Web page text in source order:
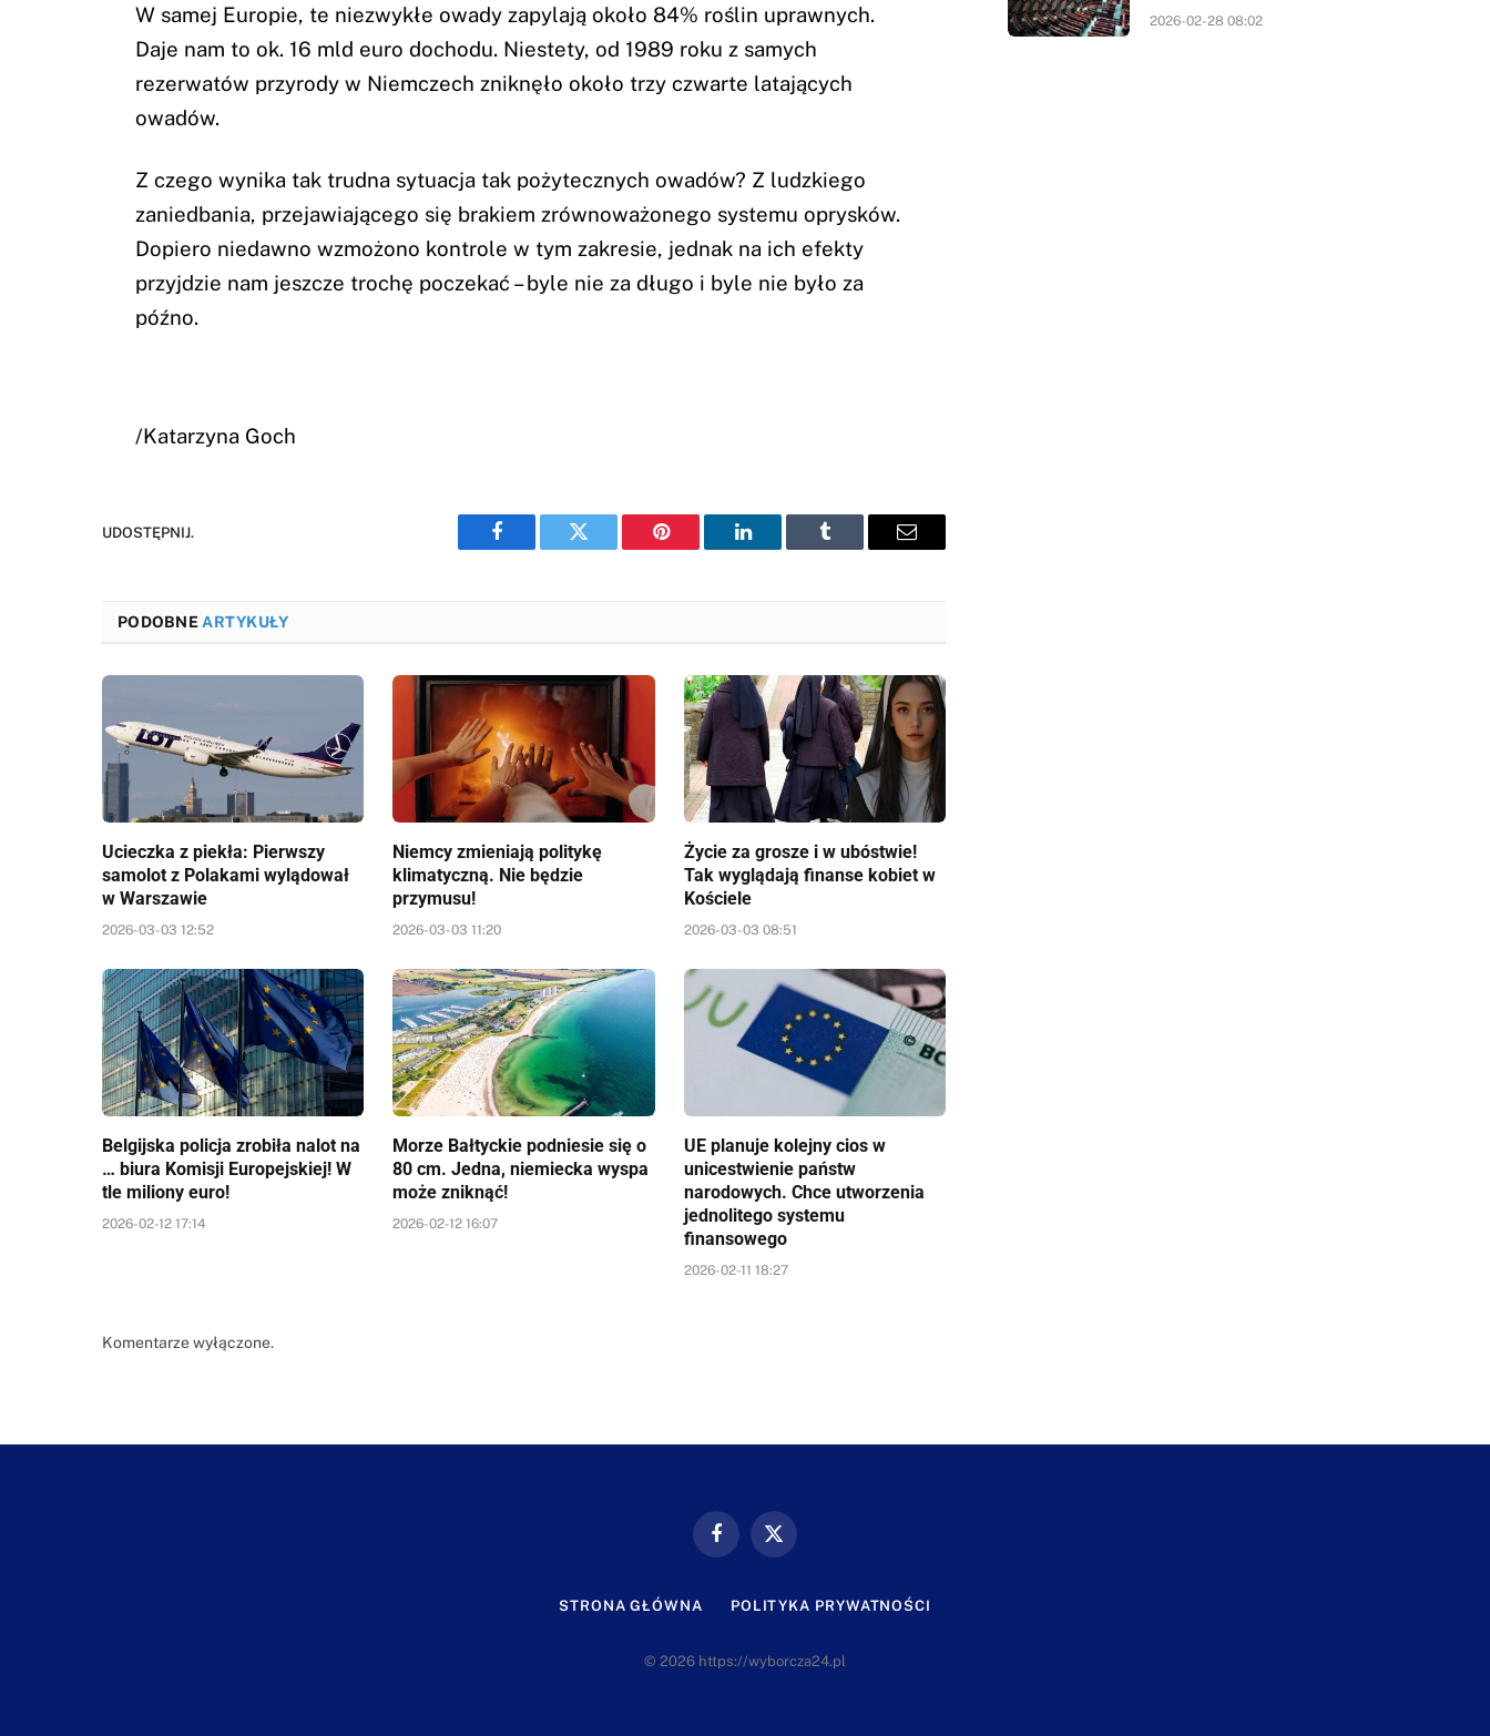
W samej Europie, te niezwykłe owady zapylają około 84% roślin uprawnych.
Daje nam to ok. 16 mld euro dochodu. Niestety, od 1989 roku z samych
rezerwatów przyrody w Niemczech zniknęło około trzy czwarte latających
owadów.
Z czego wynika tak trudna sytuacja tak pożytecznych owadów? Z ludzkiego
zaniedbania, przejawiającego się brakiem zrównoważonego systemu oprysków.
Dopiero niedawno wzmożono kontrole w tym zakresie, jednak na ich efekty
przyjdzie nam jeszcze trochę poczekać – byle nie za długo i byle nie było za
późno.
/Katarzyna Goch
UDOSTĘPNIJ.
Facebook Twitter Pinterest LinkedIn Tumblr Email
PODOBNE ARTYKUŁY
Ucieczka z piekła: Pierwszy
samolot z Polakami wylądował
w Warszawie
2026-03-03 12:52
Niemcy zmieniają politykę
klimatyczną. Nie będzie
przymusu!
2026-03-03 11:20
Życie za grosze i w ubóstwie!
Tak wyglądają finanse kobiet w
Kościele
2026-03-03 08:51
Belgijska policja zrobiła nalot na
… biura Komisji Europejskiej! W
tle miliony euro!
2026-02-12 17:14
Morze Bałtyckie podniesie się o
80 cm. Jedna, niemiecka wyspa
może zniknąć!
2026-02-12 16:07
UE planuje kolejny cios w
unicestwienie państw
narodowych. Chce utworzenia
jednolitego systemu
finansowego
2026-02-11 18:27
Komentarze wyłączone.
2026-02-28 08:02
FacebookX
STRONA GŁÓWNA POLITYKA PRYWATNOŚCI
© 2026 https://wyborcza24.pl